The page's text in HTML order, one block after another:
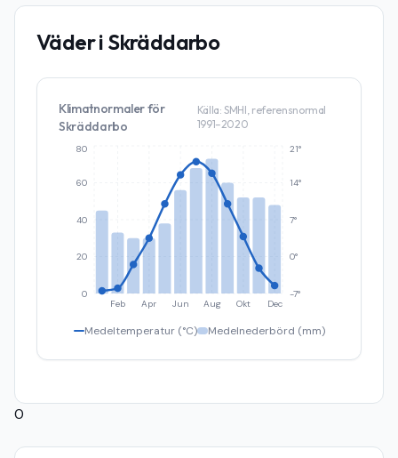
Väder i Skräddarbo
Klimatnormaler för
Skräddarbo
Källa: SMHI, referensnormal
1991–2020
Feb Apr Jun Aug Okt Dec
0
20
40
60
80
-7°
0°
7°
14°
21°
Medeltemperatur (°C) Medelnederbörd (mm)
0